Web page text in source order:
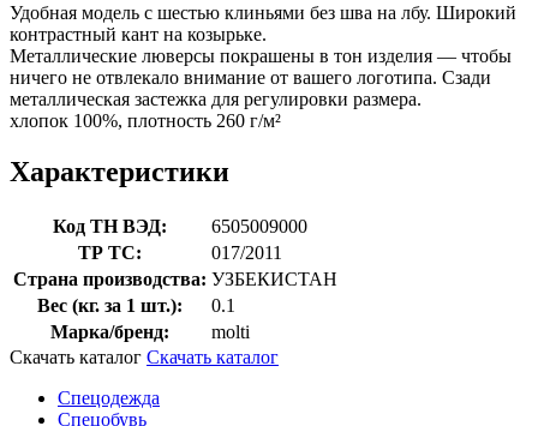
Удобная модель с шестью клиньями без шва на лбу. Широкий
контрастный кант на козырьке.
Металлические люверсы покрашены в тон изделия — чтобы
ничего не отвлекало внимание от вашего логотипа. Сзади
металлическая застежка для регулировки размера.
хлопок 100%, плотность 260 г/м²
Характеристики
Код ТН ВЭД:
6505009000
ТР ТС:
017/2011
Страна производства: УЗБЕКИСТАН
Вес (кг. за 1 шт.):
0.1
Марка/бренд:
molti
Скачать каталог Скачать каталог
Спецодежда
Спецобувь